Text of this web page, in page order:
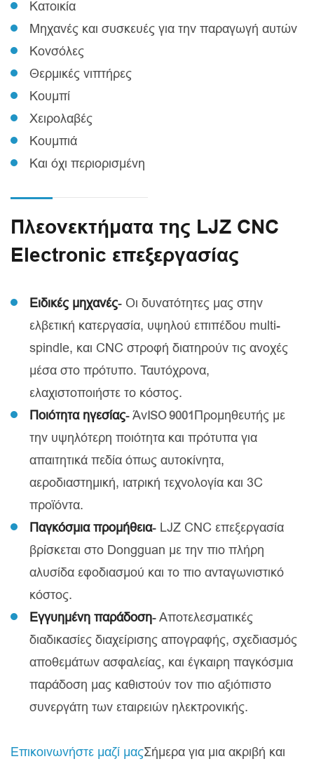
Κατοικία
Μηχανές και συσκευές για την παραγωγή αυτών
Κονσόλες
Θερμικές νιπτήρες
Κουμπί
Χειρολαβές
Κουμπιά
Και όχι περιορισμένη
Πλεονεκτήματα της LJZ CNC
Electronic επεξεργασίας
Ειδικές μηχανές- Οι δυνατότητες μας στην
ελβετική κατεργασία, υψηλού επιπέδου multi-
spindle, και CNC στροφή διατηρούν τις ανοχές
μέσα στο πρότυπο. Ταυτόχρονα,
ελαχιστοποιήστε το κόστος.
Ποιότητα ηγεσίας- Άν ISO 9001 Προμηθευτής με
την υψηλότερη ποιότητα και πρότυπα για
απαιτητικά πεδία όπως αυτοκίνητα,
αεροδιαστημική, ιατρική τεχνολογία και 3C
προϊόντα.
Παγκόσμια προμήθεια- LJZ CNC επεξεργασία
βρίσκεται στο Dongguan με την πιο πλήρη
αλυσίδα εφοδιασμού και το πιο ανταγωνιστικό
κόστος.
Εγγυημένη παράδοση- Αποτελεσματικές
διαδικασίες διαχείρισης απογραφής, σχεδιασμός
αποθεμάτων ασφαλείας, και έγκαιρη παγκόσμια
παράδοση μας καθιστούν τον πιο αξιόπιστο
συνεργάτη των εταιρειών ηλεκτρονικής.
Επικοινωνήστε μαζί μαςΣήμερα για μια ακριβή και